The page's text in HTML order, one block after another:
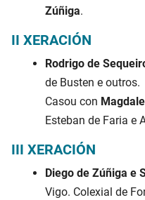
Zúñiga.
II XERACIÓN
Rodrigo de
de Busten e outros.
Casou con
Esteban de Faria e
III XERACIÓN
Diego de Zúñiga e
Vigo. Colexial de